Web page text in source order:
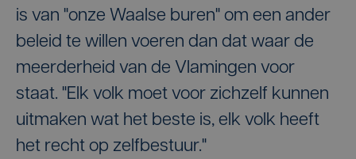
is van "onze Waalse buren" om een ander
beleid te willen voeren dan dat waar de
meerderheid van de Vlamingen voor
staat. "Elk volk moet voor zichzelf kunnen
uitmaken wat het beste is, elk volk heeft
het recht op zelfbestuur."